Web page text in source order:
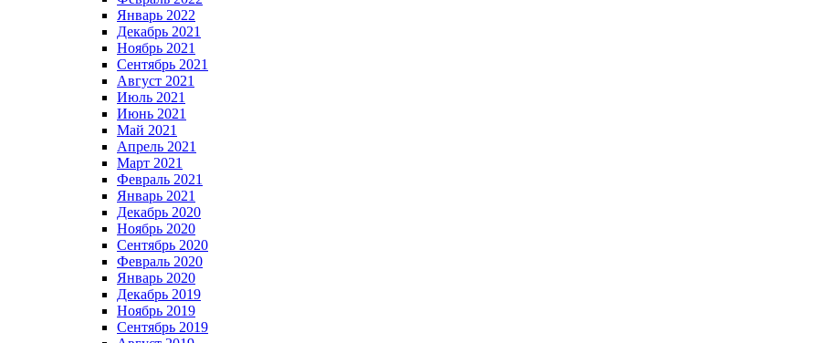
Январь 2022
Декабрь 2021
Ноябрь 2021
Сентябрь 2021
Август 2021
Июль 2021
Июнь 2021
Май 2021
Апрель 2021
Март 2021
Февраль 2021
Январь 2021
Декабрь 2020
Ноябрь 2020
Сентябрь 2020
Февраль 2020
Январь 2020
Декабрь 2019
Ноябрь 2019
Сентябрь 2019